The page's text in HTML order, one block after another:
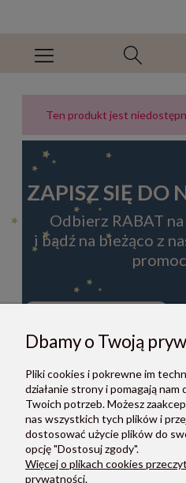
Ten produkt jest
ZAPISZ SIĘ DO
Odbierz RABAT
i bądź na bieżąco z
ZAPISZ SIĘ
Zapisując się do newslettera,
O NAS
Dbamy o Twoją
Pliki cookies i pokrewne im
działanie strony i pomagają
Twoich potrzeb. Możesz
nas wszystkich tych plików i
dostosować użycie plików do
opcję "Dostosuj zgody".
Więcej o plikach cookies
prywatności.